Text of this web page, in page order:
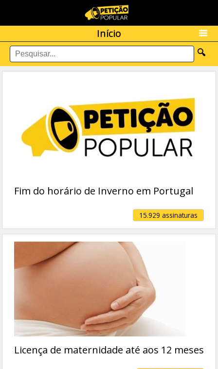
Início
🔍
Fim do horário de Inverno em Portugal
15.929 assinaturas
Licença de maternidade até aos 12 meses